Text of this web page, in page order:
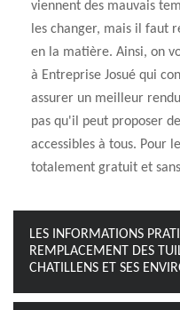
viennent des mauvais
les changer, mais il faut
en la matière. Ainsi, on
à Entreprise Josué qui
assurer un meilleur
pas qu'il peut proposer
accessibles à tous. Pour
totalement gratuit et
LES INFORMATIONS
REMPLACEMENT DES
CHATILLENS ET SES